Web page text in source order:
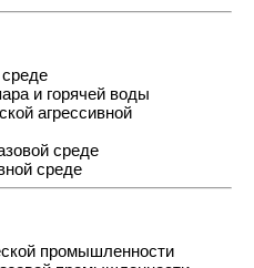
и горячей воды
агрессивной
среде
среде
промышленности